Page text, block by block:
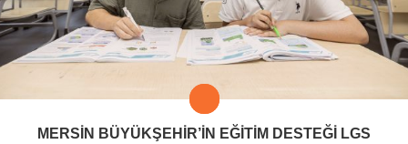
MERSİN BÜYÜKŞEHİR’İN EĞİTİM DESTEĞİ LGS